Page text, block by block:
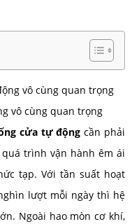
vô cùng quan trọng
cửa tự động cần phải
trình vận hành êm ái
tạp. Với tần suất hoạt
lượt mỗi ngày thì hệ
Ngoài hao mòn cơ khí,